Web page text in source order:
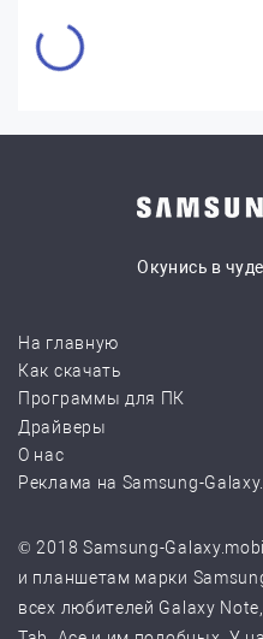
Окунись в
На главную
Как скачать
Программы для ПК
Драйверы
О нас
Реклама на Samsung-
© 2018 Samsung-
и планшетам марки
всех любителей Galaxy